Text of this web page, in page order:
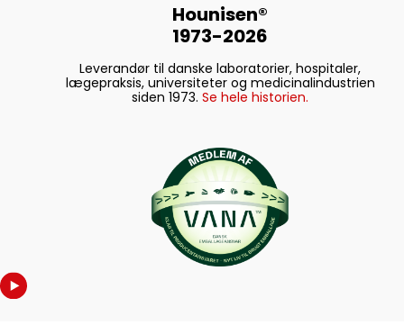
Hounisen®
1973-2026
Leverandør til danske laboratorier, hospitaler,
lægepraksis, universiteter og medicinalindustrien
siden 1973. Se hele historien.